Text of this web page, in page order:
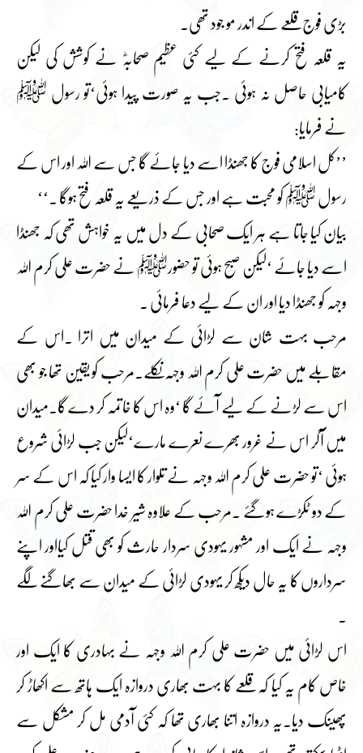
بڑی فوج قلعے کے اندر مو جود تھی۔
یہ قلعہ فتح کرنے کے لیے کئی عظیم صحابہؓ نے کوشش کی لیکن
کامیابی حاصل نہ ہوئی ۔جب یہ صورت پیدا ہوئی‘تو رسول ﷺ
نے فرمایا:
’’کل اسلامی فوج کا جھنڈا اسے دیا جائے گا جس سے اللہ اور اس کے
رسول ﷺ کو محبت ہے اور جس کے ذریعے یہ قلعہ فتح ہوگا ۔‘‘
بیان کیا جاتا ہے ہر ایک صحابی کے دل میں یہ خواہش تھی کہ جھنڈا
اسے دیا جائے ‘لیکن صبح ہوئی تو حضورﷺ نے حضرت علی کرم اللہ
وجہہ کو جھنڈا دیا اور ان کے لیے دعا فرمائی ۔
مرحب بہت شان سے لڑائی کے میدان میں اترا ۔اس کے
مقابلے میں حضرت علی کرم اللہ وجہہ نکلے۔مرحب کو یقین تھا جو بھی
اس سے لڑنے کے لیے آئے گا ‘وہ اس کا خاتمہ کر دے گا۔میدان
میں آکر اس نے غرور بھرے نعرے مارے‘لیکن جب لڑائی شروع
ہوئی ‘تو حضرت علی کرم اللہ وجہہ نے تلوار کا ایسا وار کیا کہ اس کے سر
کے دو ٹکڑے ہوگئے ۔مرحب کے علاوہ شیر خدا حضرت علی کرم اللہ
وجہہ نے ایک اور مشہور یہودی سردار حارث کو بھی قتل کیااور اپنے
سرداروں کا یہ حال دیکھ کر یہودی لڑائی کے میدان سے بھاگنے لگے
اس لڑائی میں حضرت علی کرم اللہ وجہہ نے بہادری کا ایک اور
خاص کام یہ کیا کہ قلعے کا بہت بھاری دروازہ ایک ہاتھ سے اکھاڑ کر
پھینک دیا۔یہ دروازہ اتنا بھاری تھا کہ کئی آدمی مل کر مشکل سے